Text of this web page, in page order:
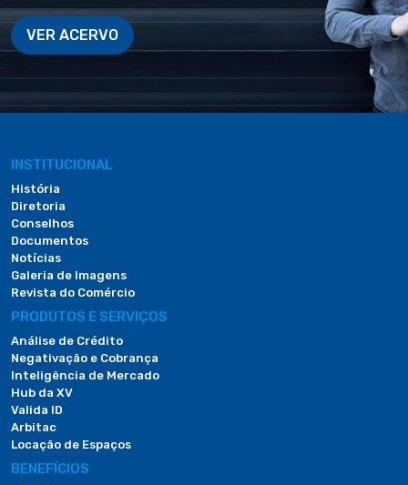
VER ACERVO
INSTITUCIONAL
História
Diretoria
Conselhos
Documentos
Notícias
Galeria de Imagens
Revista do Comércio
PRODUTOS E SERVIÇOS
Análise de Crédito
Negativação e Cobrança
Inteligência de Mercado
Hub da XV
Valida ID
Arbitac
Locação de Espaços
BENEFÍCIOS